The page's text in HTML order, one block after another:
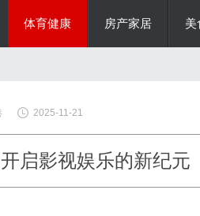
体育健康 房产家居 美
2025-11-21
启影视娱乐的新纪元